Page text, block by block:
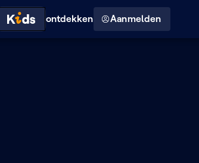
Hoog contrast modus
ontdekken Aanmelden